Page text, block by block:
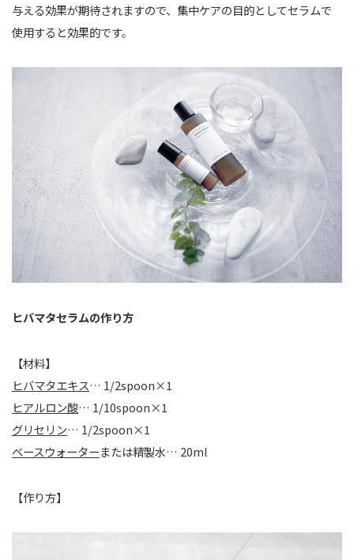
与える効果が期待されますので、集中ケアの目的としてセラムで
使用すると効果的です。
ヒバマタセラムの作り方
【材料】
ヒバマタエキス… 1/2spoon×1
ヒアルロン酸… 1/10spoon×1
グリセリン… 1/2spoon×1
ベースウォーターまたは精製水… 20ml
【作り方】